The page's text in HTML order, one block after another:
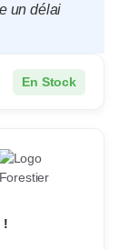
un délai
En Stock
!